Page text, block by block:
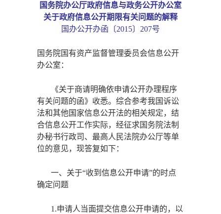
国务院办公厅政府信息与政务公开办公室
关于政府信息公开期限有关问题的解释
国办公开办函〔2015〕207号
国务院国有资产监督管理委员会信息公开
办公室：
《关于商请明确依申请公开办理程序
有关问题的函》收悉。综合参考我国诉讼
法和其他国家信息公开法的相关规定，结
合信息公开工作实际，经征求国务院法制
办秘书行政司、最高人民法院办公厅等单
位的意见，现答复如下：
一、关于“收到信息公开申请”的时点
确定问题
1.申请人当面提交信息公开申请的，以